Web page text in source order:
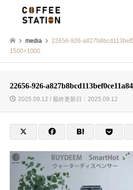
media
22656-926-
1500×1000
22656-926-
2025.09.12 / 最終更新日：2025.09.12